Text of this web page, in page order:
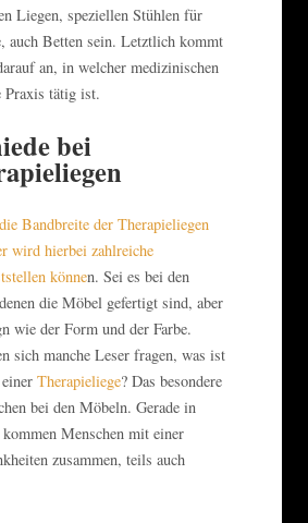
Liegen, speziellen Stühlen für
auch Betten sein. Letztlich kommt
an, in welcher medizinischen
Praxis tätig ist.
bei
Bandbreite der Therapieliegen
wird hierbei zahlreiche
können. Sei es bei den
die Möbel gefertigt sind, aber
wie der Form und der Farbe.
sich manche Leser fragen, was ist
Therapieliege? Das besondere
bei den Möbeln. Gerade in
Menschen mit einer
zusammen, teils auch